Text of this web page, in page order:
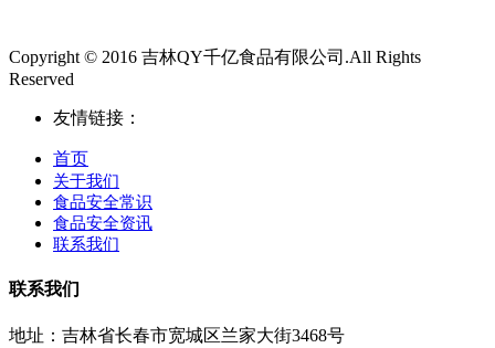
Copyright © 2016 吉林QY千亿食品有限公司.All Rights
Reserved
友情链接：
首页
关于我们
食品安全常识
食品安全资讯
联系我们
联系我们
地址：吉林省长春市宽城区兰家大街3468号